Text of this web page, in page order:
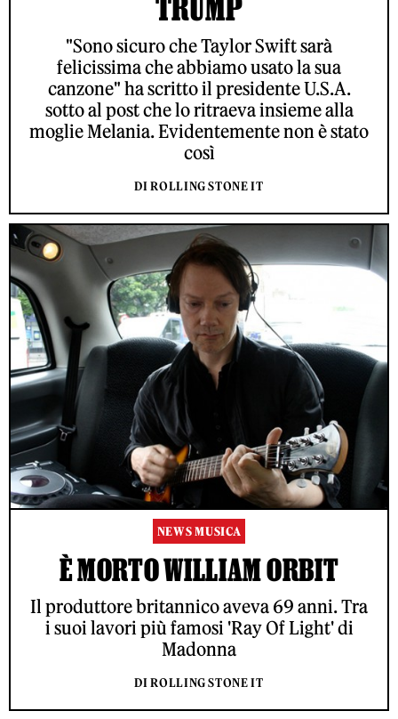
TRUMP
"Sono sicuro che Taylor Swift sarà
felicissima che abbiamo usato la sua
canzone" ha scritto il presidente U.S.A.
sotto al post che lo ritraeva insieme alla
moglie Melania. Evidentemente non è stato
così
DI ROLLING STONE IT
NEWS MUSICA
È MORTO WILLIAM ORBIT
Il produttore britannico aveva 69 anni. Tra
i suoi lavori più famosi 'Ray Of Light' di
Madonna
DI ROLLING STONE IT